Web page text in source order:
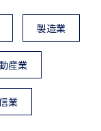
製造業
産業
業